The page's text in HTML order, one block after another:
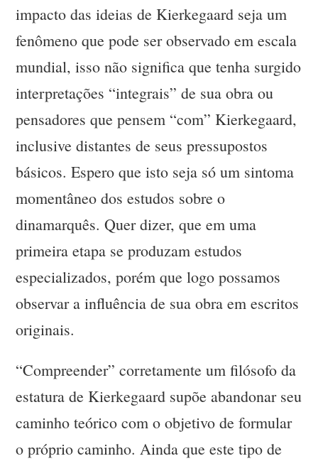
impacto das ideias de Kierkegaard seja um
fenômeno que pode ser observado em escala
mundial, isso não significa que tenha surgido
interpretações “integrais” de sua obra ou
pensadores que pensem “com” Kierkegaard,
inclusive distantes de seus pressupostos
básicos. Espero que isto seja só um sintoma
momentâneo dos estudos sobre o
dinamarquês. Quer dizer, que em uma
primeira etapa se produzam estudos
especializados, porém que logo possamos
observar a influência de sua obra em escritos
originais.
“Compreender” corretamente um filósofo da
estatura de Kierkegaard supõe abandonar seu
caminho teórico com o objetivo de formular
o próprio caminho. Ainda que este tipo de